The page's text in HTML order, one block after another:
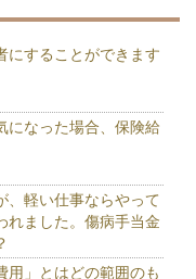
にすることができます
になった場合、保険給
、軽い仕事ならやって
れました。傷病手当金
用」とはどの範囲のも